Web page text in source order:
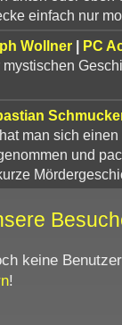
einfach nur
Wollner| PC
mystischen
man sich
und
keine
!